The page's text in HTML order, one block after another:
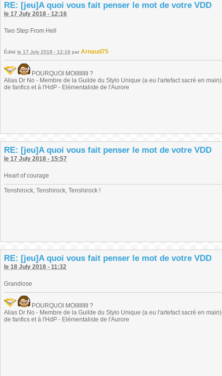
RE: [jeu]A quoi vous fait penser le mot de votre VDD
le 17 July 2018 - 12:16
Two Step From Hell
Édité le 17 July 2018 - 12:16 par Arnaud75
POURQUOI MOIIIIIIIII ?
Alias Dr No - Membre de la Guilde du Stylo Unique (a eu l'artefact sacré en
de fanfics et à l'HdP - Elémentaliste de l'Aurore
RE: [jeu]A quoi vous fait penser le mot de votre VDD
le 17 July 2018 - 15:57
Heart of courage
Tenshirock, Tenshirock, Tenshirock !
RE: [jeu]A quoi vous fait penser le mot de votre VDD
le 18 July 2018 - 11:32
Grandiose
POURQUOI MOIIIIIIIII ?
Alias Dr No - Membre de la Guilde du Stylo Unique (a eu l'artefact sacré en
de fanfics et à l'HdP - Elémentaliste de l'Aurore